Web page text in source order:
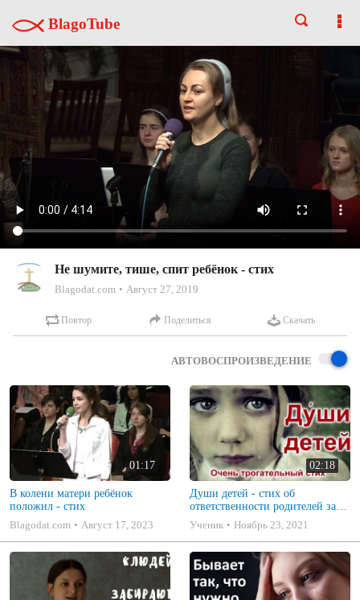
BlagoTube
Не шумите, тише, спит ребёнок - стих
Blagodat.com Август 27, 2019
Повтор Поделиться Скачать
АВТОВОСПРОИЗВЕДЕНИЕ
01:17
В колени матери ребёнок
положил - стих
Blagodat.com
Август 17, 2023
02:18
Души детей - стих об
ответственности родителей за
воспитание детей / Вера Кушнир
Ученик Ноябрь 23, 2021